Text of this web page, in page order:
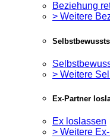
Beziehung
> Weitere
> Weitere
Ex-Partner
Ex loslassen
> Weitere